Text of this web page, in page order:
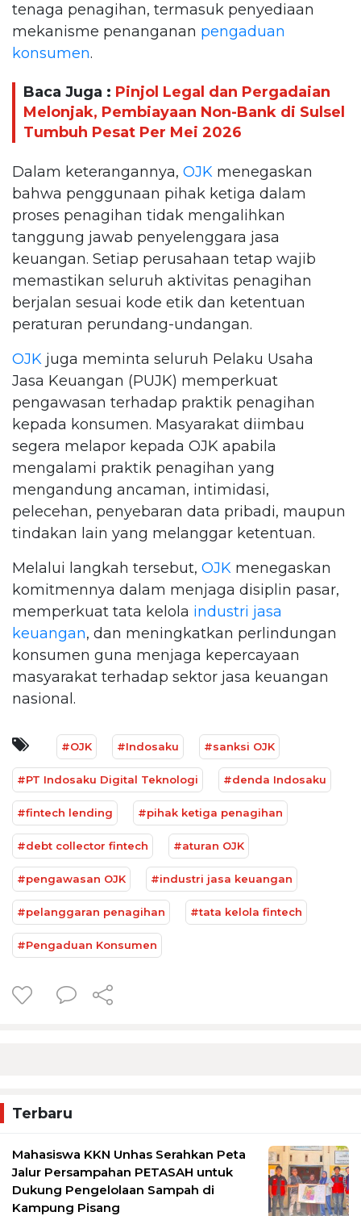
tenaga penagihan, termasuk penyediaan
mekanisme penanganan pengaduan
konsumen.
Baca Juga : Pinjol Legal dan Pergadaian
Melonjak, Pembiayaan Non-Bank di Sulsel
Tumbuh Pesat Per Mei 2026
Dalam keterangannya, OJK menegaskan
bahwa penggunaan pihak ketiga dalam
proses penagihan tidak mengalihkan
tanggung jawab penyelenggara jasa
keuangan. Setiap perusahaan tetap wajib
memastikan seluruh aktivitas penagihan
berjalan sesuai kode etik dan ketentuan
peraturan perundang-undangan.
OJK juga meminta seluruh Pelaku Usaha
Jasa Keuangan (PUJK) memperkuat
pengawasan terhadap praktik penagihan
kepada konsumen. Masyarakat diimbau
segera melapor kepada OJK apabila
mengalami praktik penagihan yang
mengandung ancaman, intimidasi,
pelecehan, penyebaran data pribadi, maupun
tindakan lain yang melanggar ketentuan.
Melalui langkah tersebut, OJK menegaskan
komitmennya dalam menjaga disiplin pasar,
memperkuat tata kelola industri jasa
keuangan, dan meningkatkan perlindungan
konsumen guna menjaga kepercayaan
masyarakat terhadap sektor jasa keuangan
nasional.
#OJK #Indosaku #sanksi OJK
#PT Indosaku Digital Teknologi #denda Indosaku
#fintech lending #pihak ketiga penagihan
#debt collector fintech #aturan OJK
#pengawasan OJK #industri jasa keuangan
#pelanggaran penagihan #tata kelola fintech
#Pengaduan Konsumen
Terbaru
Mahasiswa KKN Unhas Serahkan Peta
Jalur Persampahan PETASAH untuk
Dukung Pengelolaan Sampah di
Kampung Pisang